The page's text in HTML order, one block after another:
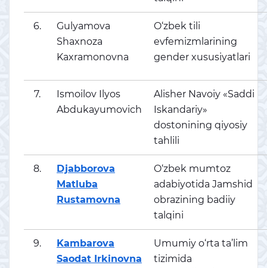
6.
Gulyamova
Shaxnoza
Kaxramonovna
O‘zbek tili
evfemizmlarining
gender xususiyatlari
7.
Ismoilov Ilyos
Abdukayumovich
Alisher Navoiy «Saddi
Iskandariy»
dostonining qiyosiy
tahlili
8.
Djabborova
Matluba
Rustamovna
O‘zbek mumtoz
adabiyotida Jamshid
obrazining badiiy
talqini
9.
Kambarova
Saodat Irkinovna
Umumiy o‘rta ta’lim
tizimida